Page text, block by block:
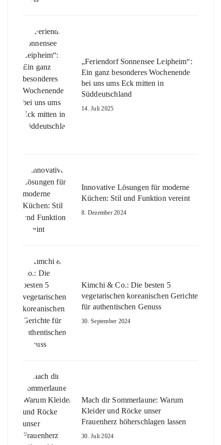
„Feriendorf Sonnensee Leipheim“:
Ein ganz besonderes Wochenende
bei uns ums Eck mitten in
Süddeutschland
14. Juli 2025
Innovative Lösungen für moderne
Küchen: Stil und Funktion vereint
8. Dezember 2024
Kimchi & Co.: Die besten 5
vegetarischen koreanischen Gerichte
für authentischen Genuss
30. September 2024
Mach dir Sommerlaune: Warum
Kleider und Röcke unser
Frauenherz höherschlagen lassen
30. Juli 2024